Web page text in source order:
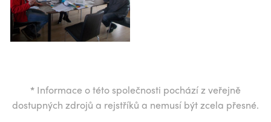
* Informace o této společnosti pochází z veřejně
dostupných zdrojů a rejstříků a nemusí být zcela přesné.